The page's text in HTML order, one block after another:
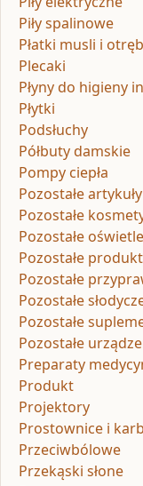
Piły spalinowe
Płatki musli i
Plecaki
Płyny do higieny
Płytki
Podsłuchy
Półbuty damskie
Pompy ciepła
Pozostałe
Pozostałe
Pozostałe
Pozostałe
Pozostałe
Pozostałe
Pozostałe
Pozostałe
Preparaty
Produkt
Projektory
Prostownice i
Przeciwbólowe
Przekąski słone